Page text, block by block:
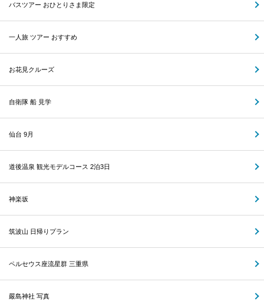
バスツアー おひとりさま限定
一人旅 ツアー おすすめ
お花見クルーズ
自衛隊 船 見学
仙台 9月
道後温泉 観光モデルコース 2泊3日
神楽坂
筑波山 日帰りプラン
ペルセウス座流星群 三重県
嚴島神社 写真